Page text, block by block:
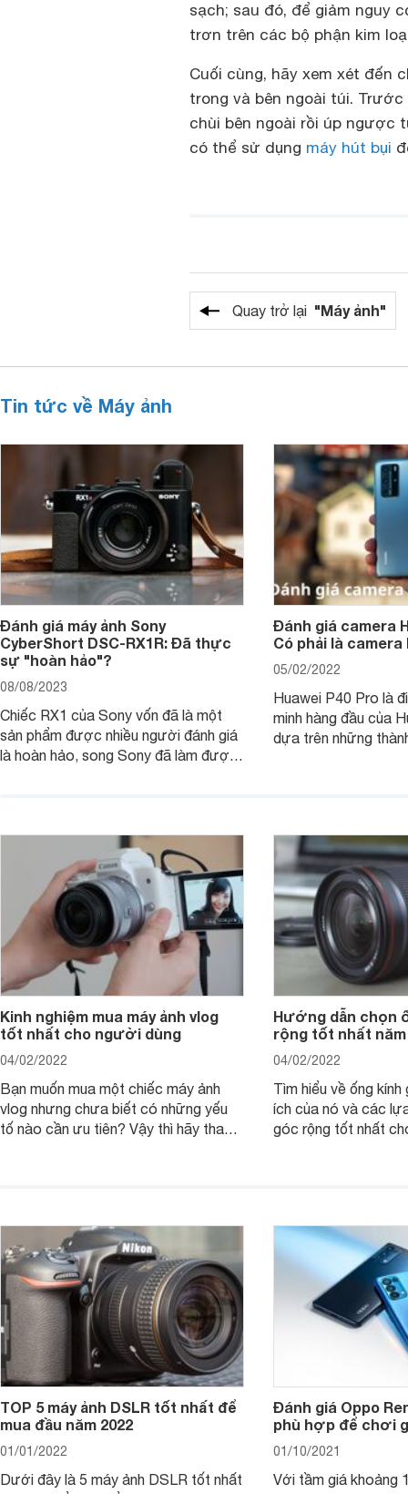
sạch; sau đó, để giảm nguy
trơn trên các bộ phận kim
Cuối cùng, hãy xem xét đến
trong và bên ngoài túi.
chùi bên ngoài rồi úp ngược
có thể sử dụng máy hút bụi
Quay trở lại "Máy ảnh"
Tin tức về Máy ảnh
Đánh giá máy ảnh Sony
CyberShort DSC-RX1R: Đã thực
sự "hoàn hảo"?
08/08/2023
Chiếc RX1 của Sony vốn đã là một
sản phẩm được nhiều người đánh giá
là hoàn hảo, song Sony đã làm được
xử lý ảnh JPEG.
Đánh giá camera
Có phải là
05/02/2022
Huawei P40 Pro là
minh hàng đầu của
dựa trên những
Pro đem đến những
Kinh nghiệm mua máy ảnh vlog
tốt nhất cho người dùng
04/02/2022
Bạn muốn mua một chiếc máy ảnh
vlog nhưng chưa biết có những yếu
tố nào cần ưu tiên? Vậy thì hãy tham
Hướng dẫn chọn
rộng tốt nhất năm
04/02/2022
Tìm hiểu về ống
ích của nó và các
góc rộng tốt nhất
TOP 5 máy ảnh DSLR tốt nhất để
mua đầu năm 2022
01/01/2022
Dưới đây là 5 máy ảnh DSLR tốt nhất
Đánh giá Oppo
phù hợp để chơi
01/10/2021
Với tầm giá khoảng